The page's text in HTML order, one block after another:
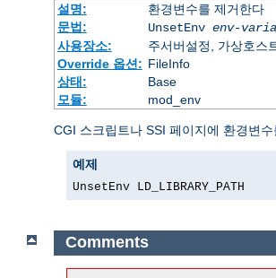
설명:
환경변수를 제거한다
문법:
UnsetEnv env-
사용장소:
주서버설정, 가상호스
Override 옵션: FileInfo
상태:
Base
모듈:
mod_env
CGI 스크립트나 SSI 페이지에 환경변수
예제
UnsetEnv LD_LIBRARY_PATH
Comments